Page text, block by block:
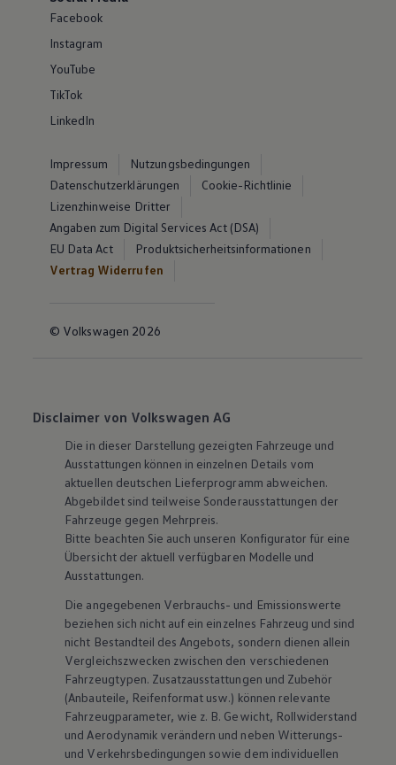
Facebook
Instagram
YouTube
TikTok
LinkedIn
Impressum
Nutzungsbedingungen
Datenschutzerklärungen
Cookie-Richtlinie
Lizenzhinweise Dritter
Angaben zum Digital Services Act (DSA)
EU Data Act
Produktsicherheitsinformationen
Vertrag Widerrufen
© Volkswagen 2026
Disclaimer von Volkswagen AG
Die in dieser Darstellung gezeigten Fahrzeuge und
Ausstattungen können in einzelnen Details vom
aktuellen deutschen Lieferprogramm abweichen.
Abgebildet sind teilweise Sonderausstattungen der
Fahrzeuge gegen Mehrpreis.
Bitte beachten Sie auch unseren Konfigurator für eine
Übersicht der aktuell verfügbaren Modelle und
Ausstattungen.
Die angegebenen Verbrauchs- und Emissionswerte
beziehen sich nicht auf ein einzelnes Fahrzeug und sind
nicht Bestandteil des Angebots, sondern dienen allein
Vergleichszwecken zwischen den verschiedenen
Fahrzeugtypen. Zusatzausstattungen und Zubehör
(Anbauteile, Reifenformat usw.) können relevante
Fahrzeugparameter, wie z. B. Gewicht, Rollwiderstand
und Aerodynamik verändern und neben Witterungs-
und Verkehrsbedingungen sowie dem individuellen